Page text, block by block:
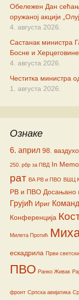
Обележен Дан
оружаној акцији
4. августа 2026.
Састанак министра
Босне и
4. августа 2026.
Честитка министра
1. августа 2026.
Ознаке
6. април 98.
250. рбр за ПВД In
рат ВА РВ и ПВО ВШЦ
РВ и ПВО Досањано
Грујић Ириг
Конференција
Милета Протић
ескадрила Први
ПВО Ранко Живак
фронт Српска авијатика